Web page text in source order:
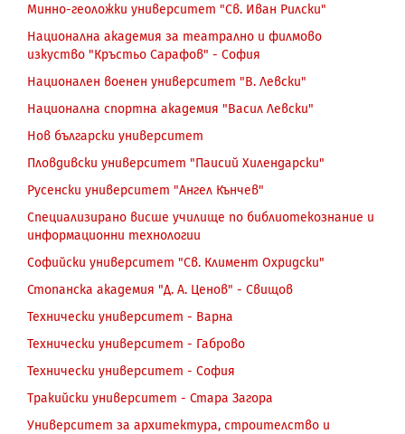
Минно-геоложки университет "Св. Иван Рилски"
Национална академия за театрално и филмово
изкуство "Кръстьо Сарафов" - София
Национален военен университет "В. Левски"
Национална спортна академия "Васил Левски"
Нов български университет
Пловдивски университет "Паисий Хилендарски"
Русенски университет "Ангел Кънчев"
Специализирано висше училище по библиотекознание и
информационни технологии
Софийски университет "Св. Климент Охридски"
Стопанска академия "Д. А. Ценов" - Свищов
Технически университет - Варна
Технически университет - Габрово
Технически университет - София
Тракийски университет - Стара Загора
Университет за архитектура, строителство и